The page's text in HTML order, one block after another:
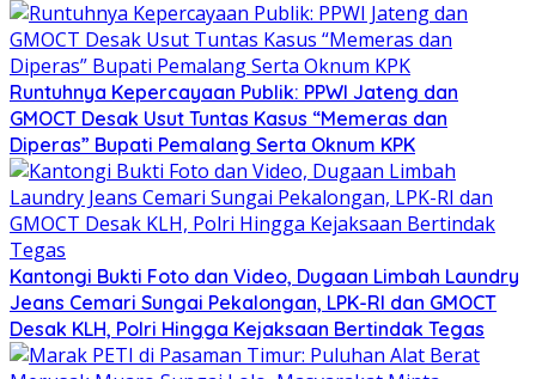
Runtuhnya Kepercayaan Publik: PPWI Jateng dan
GMOCT Desak Usut Tuntas Kasus “Memeras dan
Diperas” Bupati Pemalang Serta Oknum KPK
Kantongi Bukti Foto dan Video, Dugaan Limbah Laundry
Jeans Cemari Sungai Pekalongan, LPK-RI dan GMOCT
Desak KLH, Polri Hingga Kejaksaan Bertindak Tegas